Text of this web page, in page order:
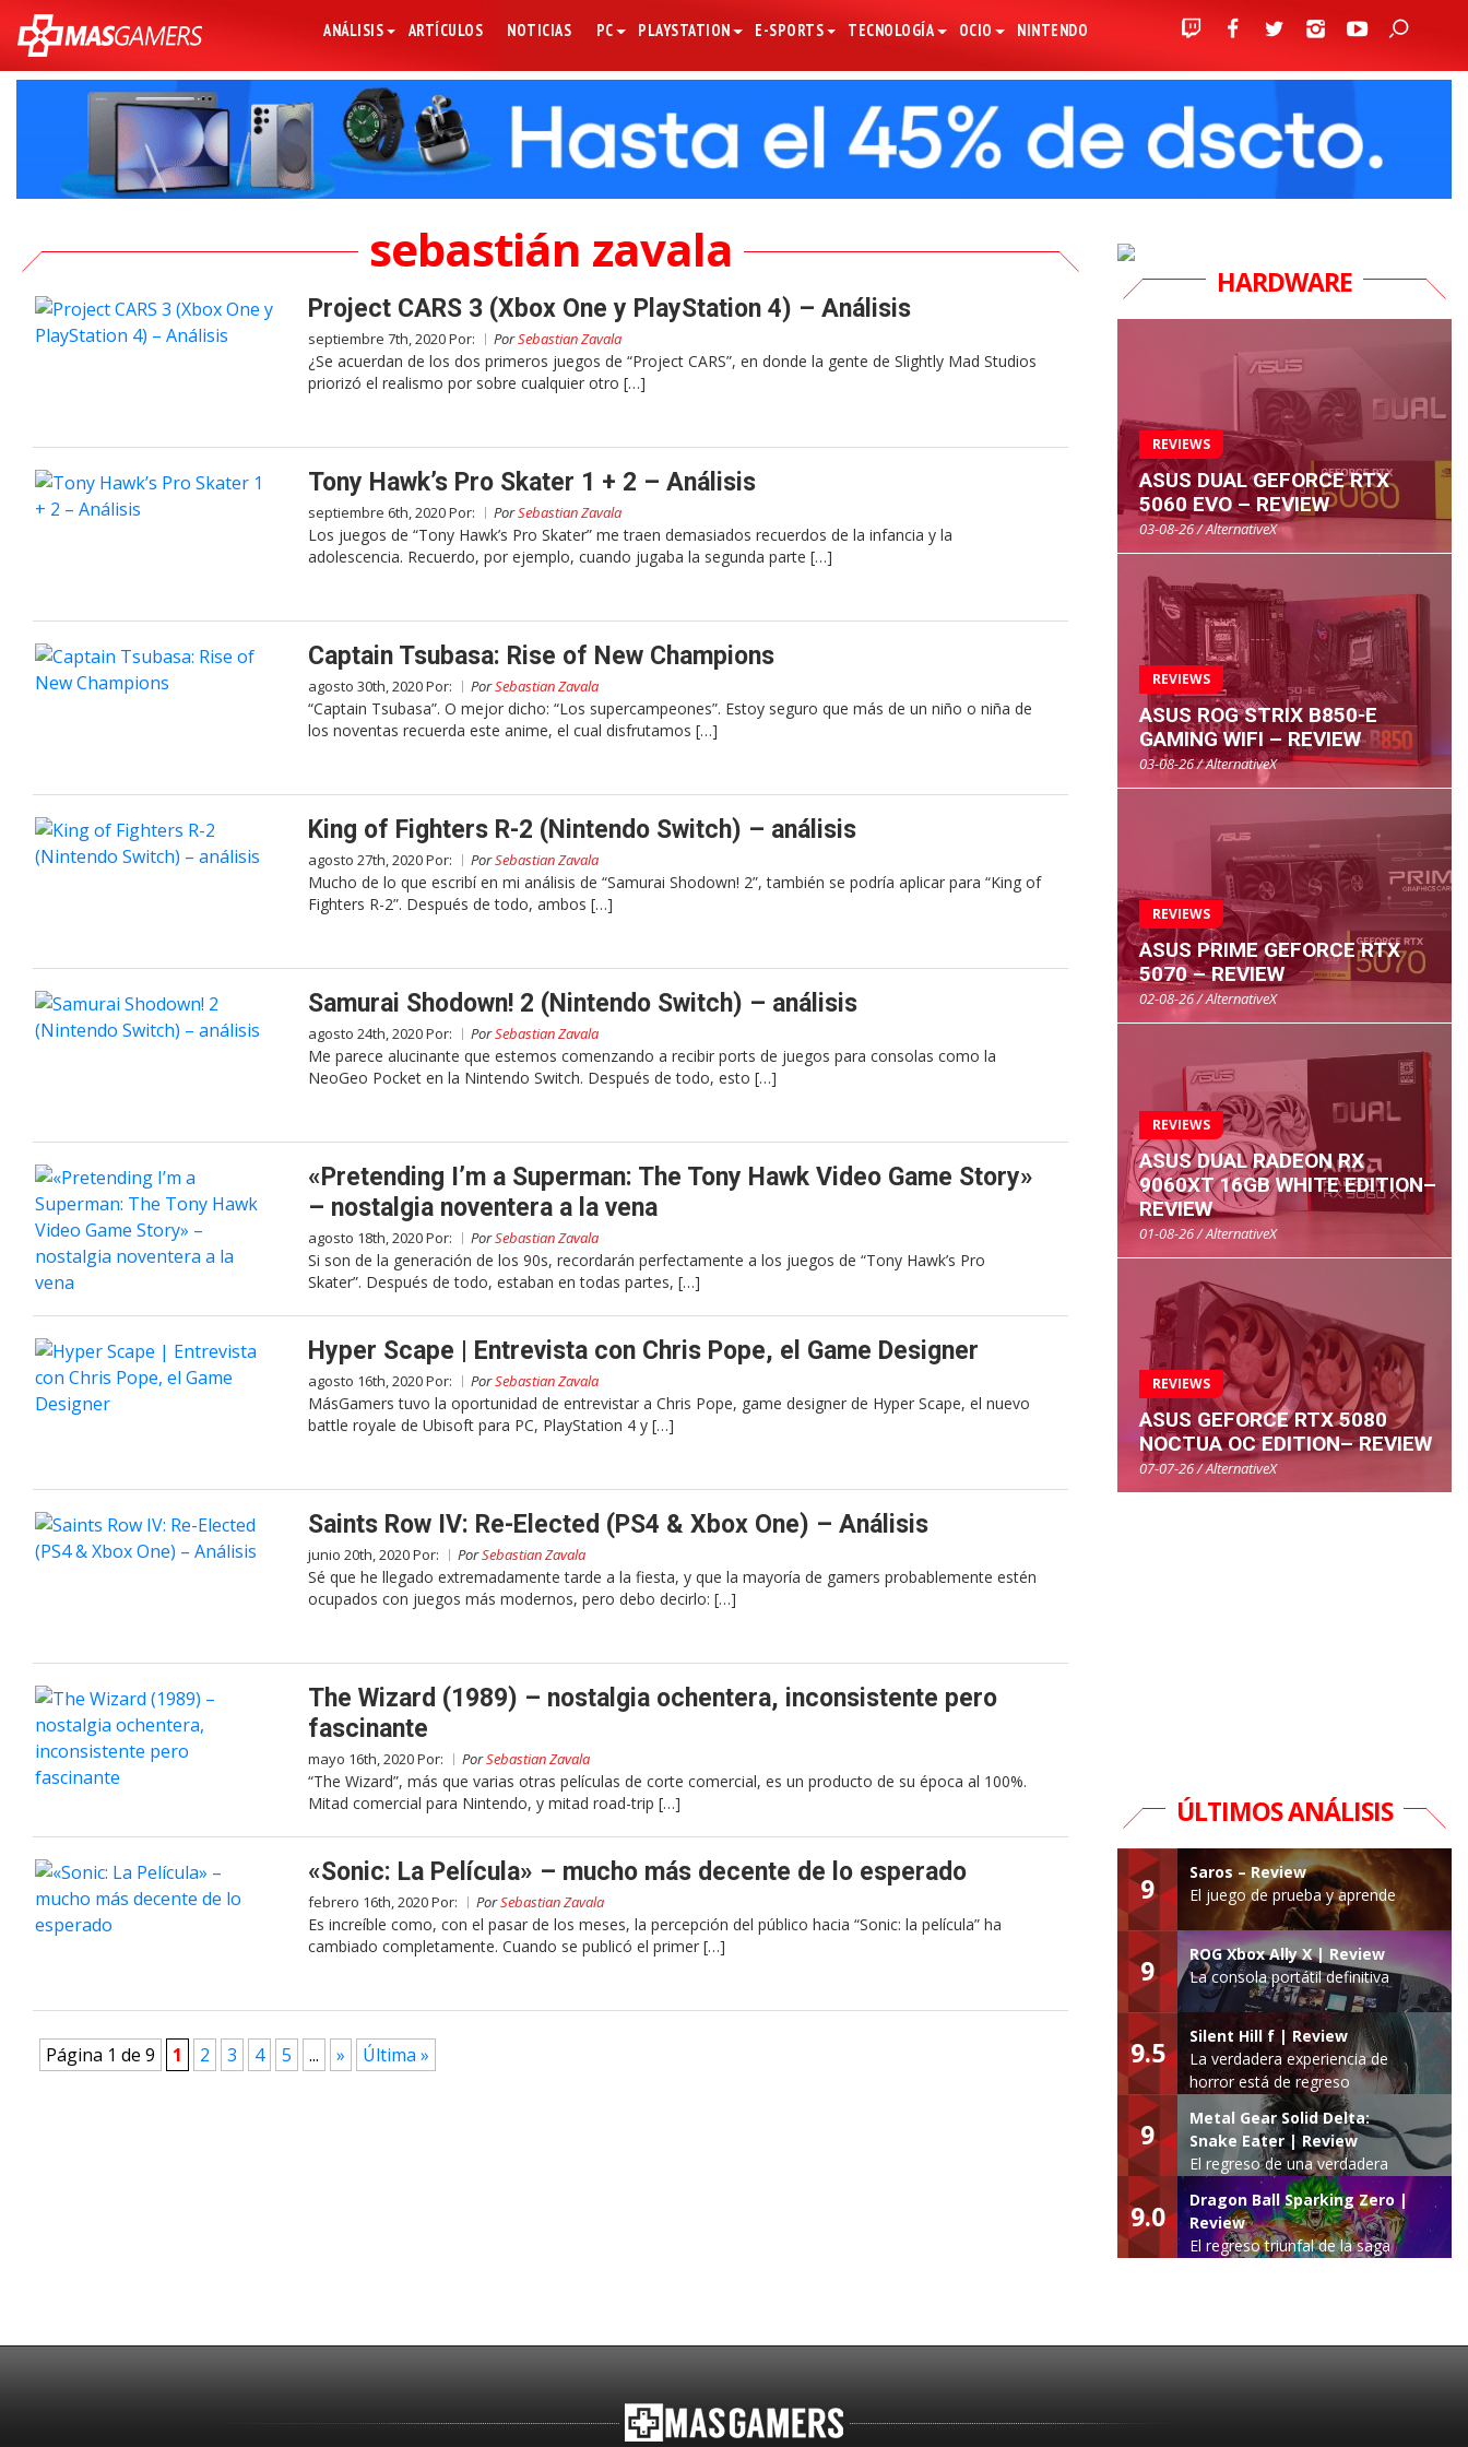
ANÁLISIS ARTÍCULOS NOTICIAS PC PLAYSTATION E-SPORTS TECNOLOGÍA OCIO NINTENDO
sebastián zavala
Project CARS 3 (Xbox One y PlayStation 4) – Análisis
septiembre 7th, 2020 Por: PorSebastian Zavala
¿Se acuerdan de los dos primeros juegos de “Project CARS”, en donde la gente de Slightly Mad Studios
priorizó el realismo por sobre cualquier otro […]
Tony Hawk’s Pro Skater 1 + 2 – Análisis
septiembre 6th, 2020 Por: PorSebastian Zavala
Los juegos de “Tony Hawk’s Pro Skater” me traen demasiados recuerdos de la infancia y la
adolescencia. Recuerdo, por ejemplo, cuando jugaba la segunda parte […]
Captain Tsubasa: Rise of New Champions
agosto 30th, 2020 Por: PorSebastian Zavala
“Captain Tsubasa”. O mejor dicho: “Los supercampeones”. Estoy seguro que más de un niño o niña de
los noventas recuerda este anime, el cual disfrutamos […]
King of Fighters R-2 (Nintendo Switch) – análisis
agosto 27th, 2020 Por: PorSebastian Zavala
Mucho de lo que escribí en mi análisis de “Samurai Shodown! 2”, también se podría aplicar para “King of
Fighters R-2”. Después de todo, ambos […]
Samurai Shodown! 2 (Nintendo Switch) – análisis
agosto 24th, 2020 Por: PorSebastian Zavala
Me parece alucinante que estemos comenzando a recibir ports de juegos para consolas como la
NeoGeo Pocket en la Nintendo Switch. Después de todo, esto […]
«Pretending I’m a Superman: The Tony Hawk Video Game Story»
– nostalgia noventera a la vena
agosto 18th, 2020 Por: PorSebastian Zavala
Si son de la generación de los 90s, recordarán perfectamente a los juegos de “Tony Hawk’s Pro
Skater”. Después de todo, estaban en todas partes, […]
Hyper Scape | Entrevista con Chris Pope, el Game Designer
agosto 16th, 2020 Por: PorSebastian Zavala
MásGamers tuvo la oportunidad de entrevistar a Chris Pope, game designer de Hyper Scape, el nuevo
battle royale de Ubisoft para PC, PlayStation 4 y […]
Saints Row IV: Re-Elected (PS4 & Xbox One) – Análisis
junio 20th, 2020 Por: PorSebastian Zavala
Sé que he llegado extremadamente tarde a la fiesta, y que la mayoría de gamers probablemente estén
ocupados con juegos más modernos, pero debo decirlo: […]
The Wizard (1989) – nostalgia ochentera, inconsistente pero
fascinante
mayo 16th, 2020 Por: PorSebastian Zavala
“The Wizard”, más que varias otras películas de corte comercial, es un producto de su época al 100%.
Mitad comercial para Nintendo, y mitad road-trip […]
«Sonic: La Película» – mucho más decente de lo esperado
febrero 16th, 2020 Por: PorSebastian Zavala
Es increíble como, con el pasar de los meses, la percepción del público hacia “Sonic: la película” ha
cambiado completamente. Cuando se publicó el primer […]
Página 1 de 9 1 2 3 4 5 ... » Última »
HARDWARE
REVIEWS
ASUS DUAL GEFORCE RTX
5060 EVO – REVIEW
03-08-26 / AlternativeX
REVIEWS
ASUS ROG STRIX B850-E
GAMING WIFI – REVIEW
03-08-26 / AlternativeX
REVIEWS
ASUS PRIME GEFORCE RTX
5070 – REVIEW
02-08-26 / AlternativeX
REVIEWS
ASUS DUAL RADEON RX
9060XT 16GB WHITE EDITION–
REVIEW
01-08-26 / AlternativeX
REVIEWS
ASUS GEFORCE RTX 5080
NOCTUA OC EDITION– REVIEW
07-07-26 / AlternativeX
ÚLTIMOS ANÁLISIS
9
Saros – Review
El juego de prueba y aprende
9
ROG Xbox Ally X | Review
La consola portátil definitiva
9.5
Silent Hill f | Review
La verdadera experiencia de
horror está de regreso
9
Metal Gear Solid Delta:
Snake Eater | Review
El regreso de una verdadera
leyenda
9.0
Dragon Ball Sparking Zero |
Review
El regreso triunfal de la saga